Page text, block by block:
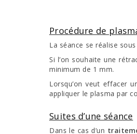
Procédure de
La séance se réalise
Si l’on souhaite une
minimum de 1 mm.
Lorsqu’on veut effacer
appliquer le plasma par
Suites d’une séance
Dans le cas d’un